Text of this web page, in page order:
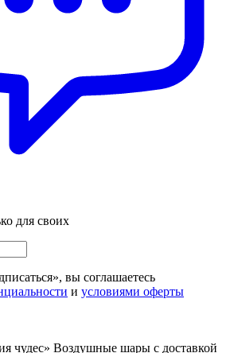
для своих
», вы соглашаетесь
и условиями оферты
чудес» Воздушные шары с доставкой